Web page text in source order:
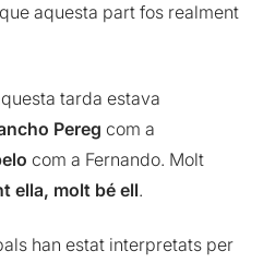
aquesta part fos realment
tarda estava
Pereg com a
com a Fernando. Molt
ella, molt bé ell.
han estat interpretats per